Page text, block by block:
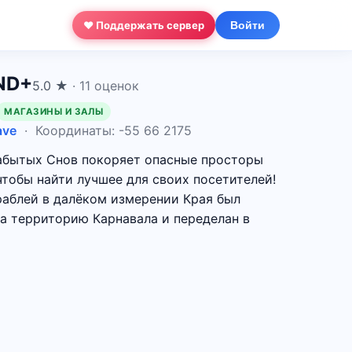
❤ Поддержать сервер Войти
5.0 ★ · 11 оценок
МАГАЗИНЫ И ЗАЛЫ
· Координаты: -55 66 2175
Снов покоряет опасные просторы
найти лучшее для своих посетителей!
в далёком измерении Края был
территорию Карнавала и переделан в